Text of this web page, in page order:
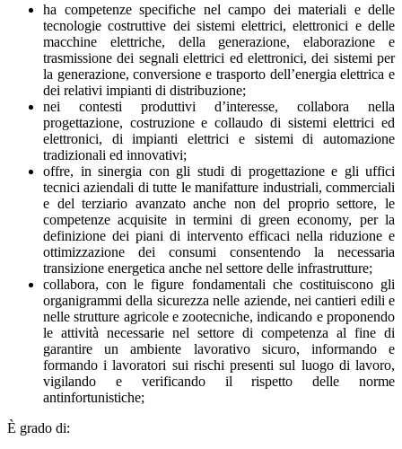
ha competenze specifiche nel campo dei materiali e delle
tecnologie costruttive dei sistemi elettrici, elettronici e delle
macchine elettriche, della generazione, elaborazione e
trasmissione dei segnali elettrici ed elettronici, dei sistemi per
la generazione, conversione e trasporto dell’energia elettrica e
dei relativi impianti di distribuzione;
nei contesti produttivi d’interesse, collabora nella
progettazione, costruzione e collaudo di sistemi elettrici ed
elettronici, di impianti elettrici e sistemi di automazione
tradizionali ed innovativi;
offre, in sinergia con gli studi di progettazione e gli uffici
tecnici aziendali di tutte le manifatture industriali, commerciali
e del terziario avanzato anche non del proprio settore, le
competenze acquisite in termini di green economy, per la
definizione dei piani di intervento efficaci nella riduzione e
ottimizzazione dei consumi consentendo la necessaria
transizione energetica anche nel settore delle infrastrutture;
collabora, con le figure fondamentali che costituiscono gli
organigrammi della sicurezza nelle aziende, nei cantieri edili e
nelle strutture agricole e zootecniche, indicando e proponendo
le attività necessarie nel settore di competenza al fine di
garantire un ambiente lavorativo sicuro, informando e
formando i lavoratori sui rischi presenti sul luogo di lavoro,
vigilando e verificando il rispetto delle norme
antinfortunistiche;
È grado di: